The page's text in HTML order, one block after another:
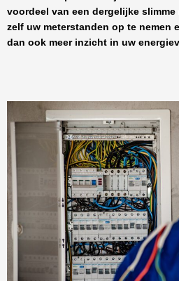
voordeel van een dergelijke
zelf uw meterstanden op te nemen
dan ook meer inzicht in uw